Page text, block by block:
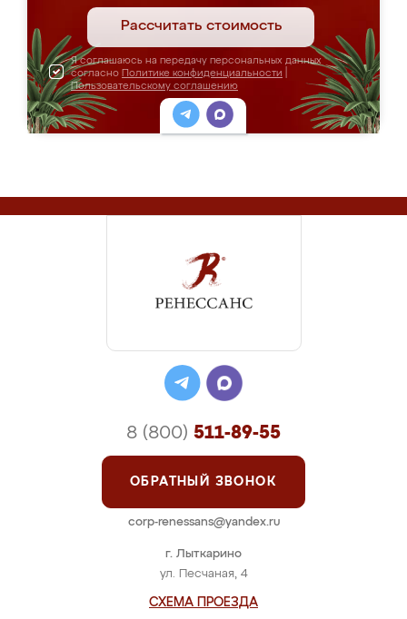
Рассчитать стоимость
Я соглашаюсь на передачу персональных данных
согласно Политике конфиденциальности
Пользовательскому соглашению
г. Лыткарино
ул. Песчаная, 4
СХЕМА ПРОЕЗДА
8 (800) 511-89-55
ОБРАТНЫЙ ЗВОНОК
corp-renessans@yandex.ru